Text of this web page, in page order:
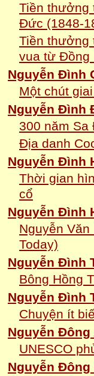
Tiền thưởng
Đức (1848-
Tiền thưởng
vua từ Đồng
Nguyễn Đình
Một chút
Nguyễn Đình
300 năm Sa
Địa danh
Nguyễn Đình
Thời gian
cổ
Nguyễn Đình
Nguyễn Văn
Today)
Nguyễn Đình
Bông Hồng
Nguyễn Đình
Chuyện ít
Nguyễn Đông
UNESCO
Nguyễn Ðông